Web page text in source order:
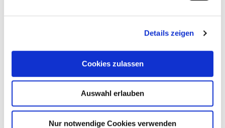
Details zeigen
Cookies zulassen
Auswahl erlauben
Nur notwendige Cookies verwenden